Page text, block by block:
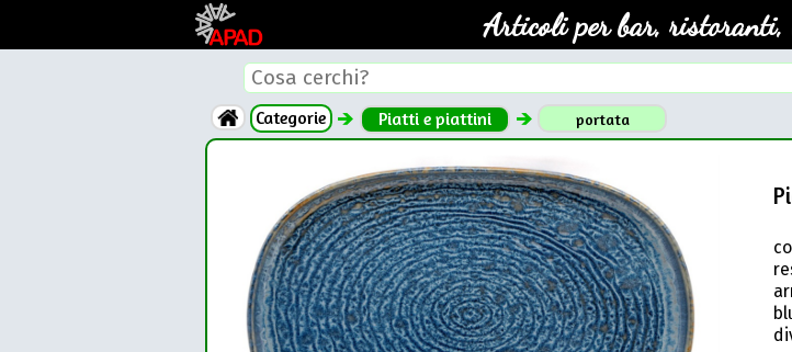
Articoli per bar, ristoranti,
Categorie Piatti e piattini portata